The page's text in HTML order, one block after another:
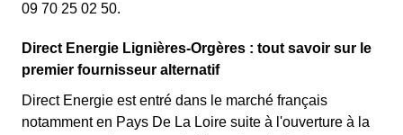
09 70 25 02 50.
Direct Energie Lignières-Orgères : tout savoir sur le
premier fournisseur alternatif
Direct Energie est entré dans le marché français
notamment en Pays De La Loire suite à l'ouverture à la